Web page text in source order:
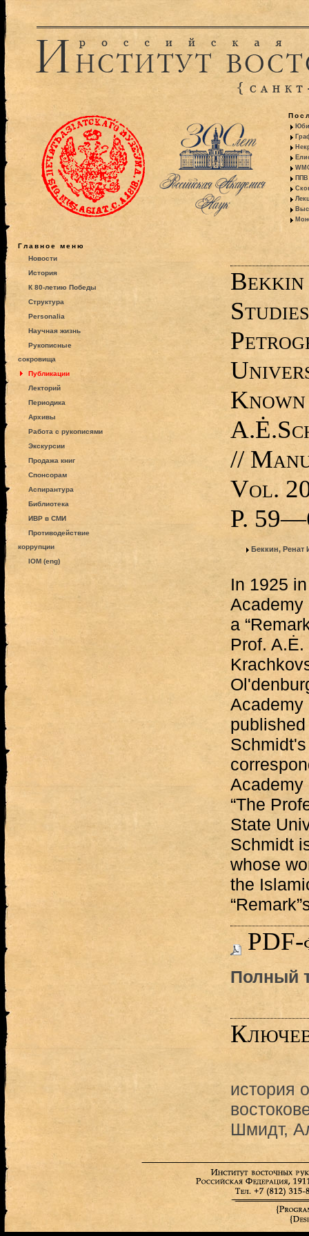
ППВ
Главное меню
Новости
История
К 80-летию Победы
Структура
Personalia
Научная жизнь
Рукописные
сокровища
Публикации
Лекторий
Периодика
Архивы
Работа с рукописями
Экскурсии
Продажа книг
Спонсорам
Аспирантура
Библиотека
ИВР в СМИ
Противодействие
коррупции
IOM (eng)
//
Vol.
P.
Беккин, Ренат
In 1925
Academy
a
Prof.
Academy
Academy
“The
State
Schmidt
whose
the
PDF-
Полный
история
Шмидт,